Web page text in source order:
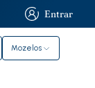
Entrar
Entrar
Mozelos